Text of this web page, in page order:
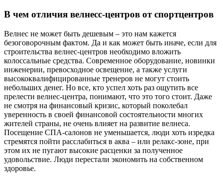
В чем отличия велнесс-центров от спортцентров
Велнес не может быть дешевым – это нам кажется
безоговорочным фактом. Да и как может быть иначе, если для
строительства велнес-центров необходимо вложить
колоссальные средства. Современное оборудование, новинки
инженерии, превосходное освещение, а также услуги
высококвалифицированные тренеров не могут стоить
небольших денег. Но все, кто успел хоть раз ощутить все
прелести велнес-центра, понимают, что это того стоит. Даже
не смотря на финансовый кризис, который поколебал
уверенность в своей финансовой состоятельности многих
жителей страны, не очень влияет на развитие велнеса.
Посещение СПА-салонов не уменьшается, люди хоть изредка
стремятся пойти расслабиться в аква – или релакс-зоне, при
этом их не пугают высокие расценки за полученное
удовольствие. Люди перестали экономить на собственном
здоровье.